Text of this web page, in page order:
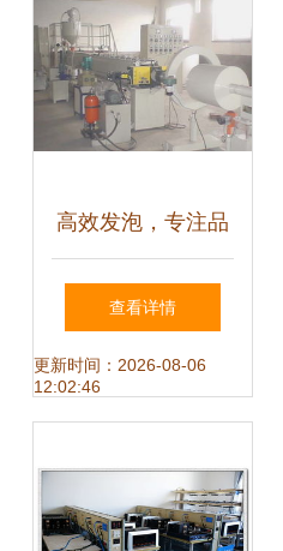
高效发泡，专注品
质 龙口福昌塑机领
跑珍珠棉设备制造
查看详情
更新时间：2026-08-06
12:02:46